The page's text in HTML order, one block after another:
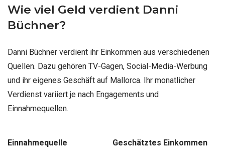
Wie viel Geld verdient Danni
Büchner?
Danni Büchner verdient ihr Einkommen aus verschiedenen
Quellen. Dazu gehören TV-Gagen, Social-Media-Werbung
und ihr eigenes Geschäft auf Mallorca. Ihr monatlicher
Verdienst variiert je nach Engagements und
Einnahmequellen.
Einnahmequelle Geschätztes Einkommen